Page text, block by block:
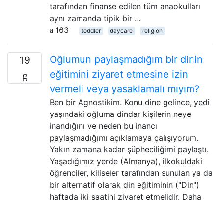
tarafından finanse edilen tüm anaokulları
aynı zamanda tipik bir …
163
toddler daycare religion
19
Oğlumun paylaşmadığım bir dinin
eğitimini ziyaret etmesine izin
vermeli veya yasaklamalı mıyım?
Ben bir Agnostikim. Konu dine gelince, yedi
yaşındaki oğluma dindar kişilerin neye
inandığını ve neden bu inancı
paylaşmadığımı açıklamaya çalışıyorum.
Yakın zamana kadar şüpheciliğimi paylaştı.
Yaşadığımız yerde (Almanya), ilkokuldaki
öğrenciler, kiliseler tarafından sunulan ya da
bir alternatif olarak din eğitiminin ("Din")
haftada iki saatini ziyaret etmelidir. Daha